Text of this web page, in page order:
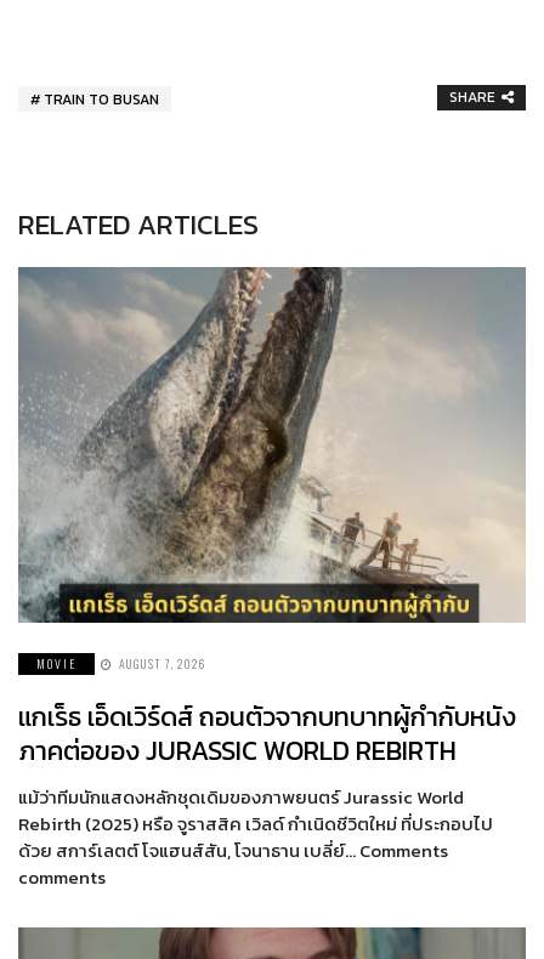
TRAIN TO BUSAN SHARE
RELATED ARTICLES
MOVIE AUGUST 7, 2026
แกเร็ธ เอ็ดเวิร์ดส์ ถอนตัวจากบทบาทผู้กำกับหนัง
ภาคต่อของ JURASSIC WORLD REBIRTH
แม้ว่าทีมนักแสดงหลักชุดเดิมของภาพยนตร์ Jurassic World
Rebirth (2025) หรือ จูราสสิค เวิลด์ กำเนิดชีวิตใหม่ ที่ประกอบไป
ด้วย สการ์เลตต์ โจแฮนส์สัน, โจนาธาน เบลี่ย์… Comments
comments